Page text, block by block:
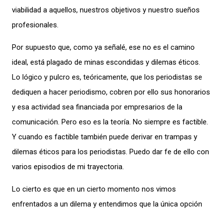
viabilidad a aquellos, nuestros objetivos y nuestro sueños
profesionales.
Por supuesto que, como ya señalé, ese no es el camino
ideal, está plagado de minas escondidas y dilemas éticos.
Lo lógico y pulcro es, teóricamente, que los periodistas se
dediquen a hacer periodismo, cobren por ello sus honorarios
y esa actividad sea financiada por empresarios de la
comunicación. Pero eso es la teoría. No siempre es factible.
Y cuando es factible también puede derivar en trampas y
dilemas éticos para los periodistas. Puedo dar fe de ello con
varios episodios de mi trayectoria.
Lo cierto es que en un cierto momento nos vimos
enfrentados a un dilema y entendimos que la única opción